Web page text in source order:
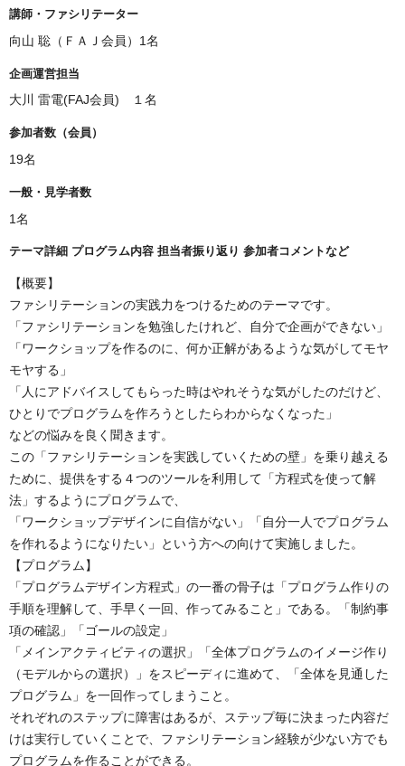
講師・ファシリテーター
向山 聡（ＦＡＪ会員）1名
企画運営担当
大川 雷電(FAJ会員) １名
参加者数（会員）
19名
一般・見学者数
1名
テーマ詳細 プログラム内容 担当者振り返り 参加者コメントなど
【概要】
ファシリテーションの実践力をつけるためのテーマです。
「ファシリテーションを勉強したけれど、自分で企画ができない」
「ワークショップを作るのに、何か正解があるような気がしてモヤ
モヤする」
「人にアドバイスしてもらった時はやれそうな気がしたのだけど、
ひとりでプログラムを作ろうとしたらわからなくなった」
などの悩みを良く聞きます。
この「ファシリテーションを実践していくための壁」を乗り越える
ために、提供をする４つのツールを利用して「方程式を使って解
法」するようにプログラムで、
「ワークショップデザインに自信がない」「自分一人でプログラム
を作れるようになりたい」という方への向けて実施しました。
【プログラム】
「プログラムデザイン方程式」の一番の骨子は「プログラム作りの
手順を理解して、手早く一回、作ってみること」である。「制約事
項の確認」「ゴールの設定」
「メインアクティビティの選択」「全体プログラムのイメージ作り
（モデルからの選択）」をスピーディに進めて、「全体を見通した
プログラム」を一回作ってしまうこと。
それぞれのステップに障害はあるが、ステップ毎に決まった内容だ
けは実行していくことで、ファシリテーション経験が少ない方でも
プログラムを作ることができる。